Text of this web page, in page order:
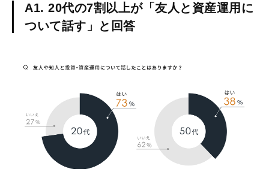
A1. 20代の7割以上が「友人と資産運用に
ついて話す」と回答